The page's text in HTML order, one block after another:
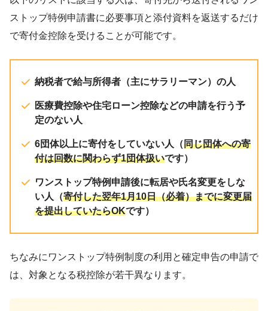
一人暮らしだとこれを使い切る前に余
裕で一年が経過します。
もらって困るものでもないので、余っ
【ふるさと納税】【大阪
薄手 綿100％ ふるさと納
価格：12,000円（税込、
4/4/28時点)
楽
るのだ！ハンバーグ好きにはたまらない一
品(^^)
【ふるさと納税】 シューク
6か月待ち】 かみのやまシュ
ツ スウィーツ 洋菓子 お取り
ストップ特例申請書に必要事項と添付資料を返送するだけ
で寄付金控除を受けることが可能です。
納税者で給与所得者（主にサラリーマン）の人
医療費控除や住宅ローン控除などの申請を行う予
定のない人
6団体以上に寄付をしていない人（同じ団体への寄
付は回数に関わらず1団体扱いです）
ワンストップ特例申請後に転居や氏名変更をしな
い人（寄付した翌年1月10日（必着）までに変更届
を提出していたらOKです）
ちなみにワンストップ特例制度の利用と確定申告の申請で
は、対象となる税控除が若干異なります。